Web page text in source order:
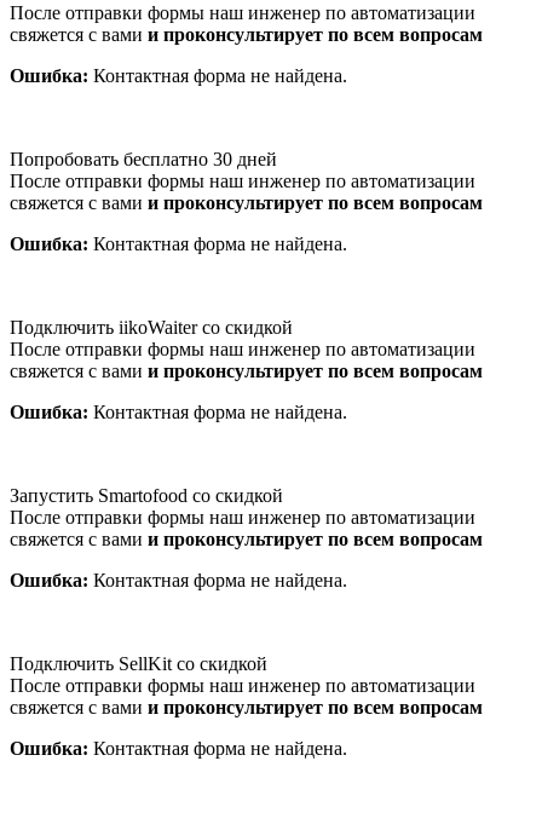
После отправки формы наш инженер по автоматизации
свяжется с вами и проконсультирует по всем вопросам
Ошибка: Контактная форма не найдена.
Попробовать бесплатно 30 дней
После отправки формы наш инженер по автоматизации
свяжется с вами и проконсультирует по всем вопросам
Ошибка: Контактная форма не найдена.
Подключить iikoWaiter со скидкой
После отправки формы наш инженер по автоматизации
свяжется с вами и проконсультирует по всем вопросам
Ошибка: Контактная форма не найдена.
Запустить Smartofood со скидкой
После отправки формы наш инженер по автоматизации
свяжется с вами и проконсультирует по всем вопросам
Ошибка: Контактная форма не найдена.
Подключить SellKit со скидкой
После отправки формы наш инженер по автоматизации
свяжется с вами и проконсультирует по всем вопросам
Ошибка: Контактная форма не найдена.